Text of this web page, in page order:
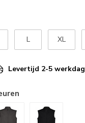
L XL
Levertijd 2-5